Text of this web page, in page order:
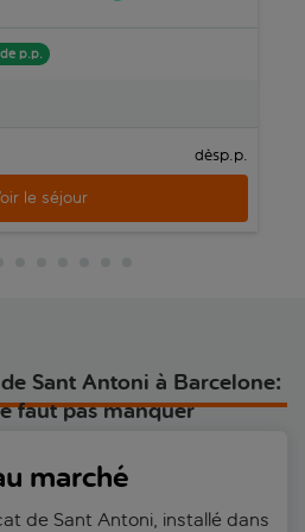
p.p.
dèsp.p.
le séjour
Sant Antoni à Barcelone:
faut pas manquer
marché
de Sant Antoni, installé dans